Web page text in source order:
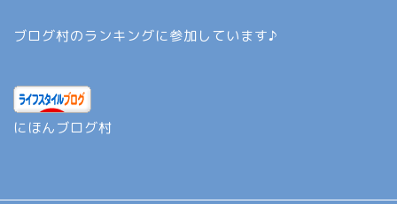
ブログ村のランキングに参加しています♪
にほんブログ村